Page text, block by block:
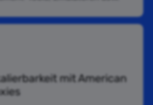
mit American